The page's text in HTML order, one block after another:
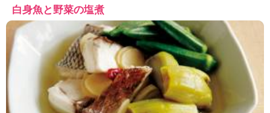
白身魚と野菜の塩煮